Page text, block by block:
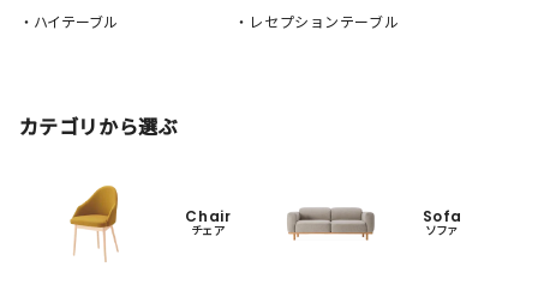
・ハイテーブル
・レセプションテーブル
カテゴリから選ぶ
Chair
チェア
Sofa
ソファ